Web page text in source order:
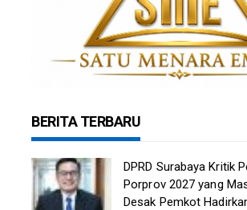
BERITA TERBARU
DPRD Surabaya Kritik
Porprov 2027 yang
Desak Pemkot